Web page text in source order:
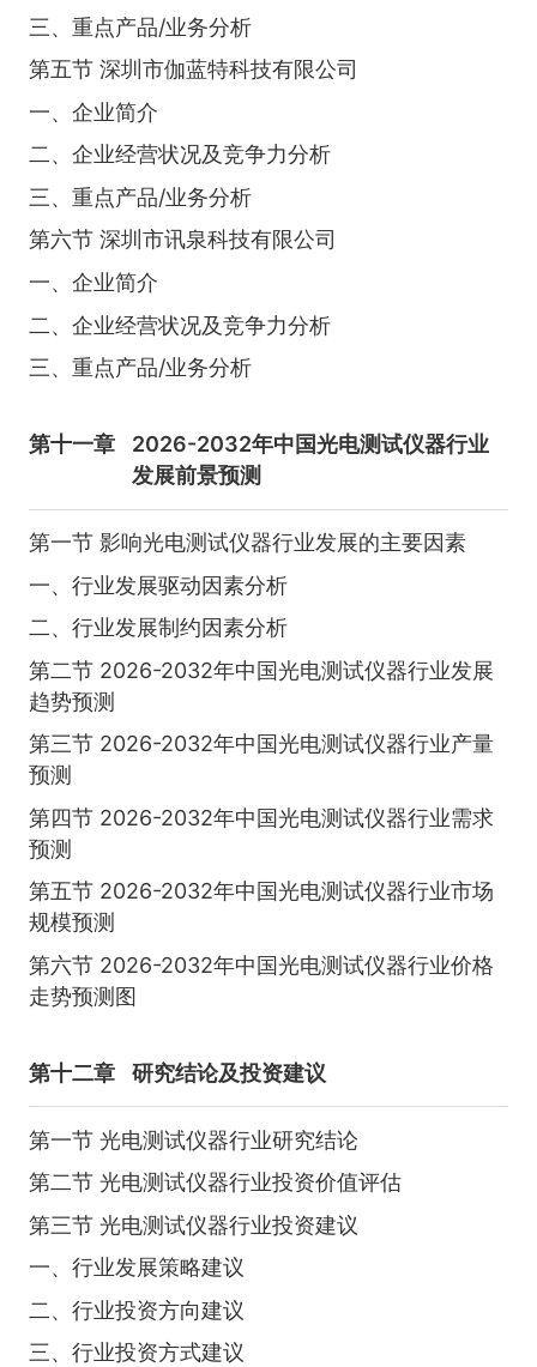
三、重点产品/业务分析
第五节 深圳市伽蓝特科技有限公司
一、企业简介
二、企业经营状况及竞争力分析
三、重点产品/业务分析
第六节 深圳市讯泉科技有限公司
一、企业简介
二、企业经营状况及竞争力分析
三、重点产品/业务分析
第十一章
2026-2032年中国光电测试仪器行业
发展前景预测
第一节 影响光电测试仪器行业发展的主要因素
一、行业发展驱动因素分析
二、行业发展制约因素分析
第二节 2026-2032年中国光电测试仪器行业发展
趋势预测
第三节 2026-2032年中国光电测试仪器行业产量
预测
第四节 2026-2032年中国光电测试仪器行业需求
预测
第五节 2026-2032年中国光电测试仪器行业市场
规模预测
第六节 2026-2032年中国光电测试仪器行业价格
走势预测图
第十二章 研究结论及投资建议
第一节 光电测试仪器行业研究结论
第二节 光电测试仪器行业投资价值评估
第三节 光电测试仪器行业投资建议
一、行业发展策略建议
二、行业投资方向建议
三、行业投资方式建议